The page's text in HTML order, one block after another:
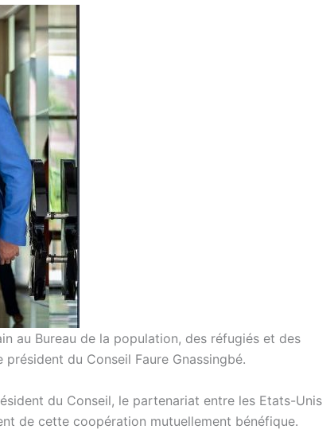
au Bureau de la population, des réfugiés et des
du Conseil Faure Gnassingbé.
du Conseil, le partenariat entre les Etats-Unis
de cette coopération mutuellement bénéfique.